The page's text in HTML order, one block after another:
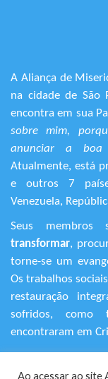
A Aliança de
na cidade de São
encontra em sua
sobre mim,
anunciar a boa
Atualmente, está
e outros 7
Venezuela,
Seus membros
transformar,
torne-se um
Os trabalhos
restauração
sofridos, como
encontraram em
Ao acessar ao site